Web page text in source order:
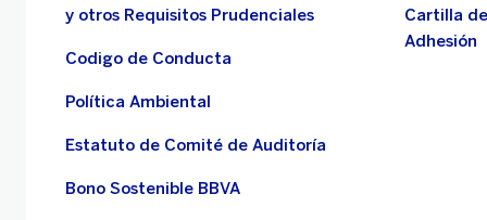
y otros Requisitos Prudenciales
Codigo de Conducta
Política Ambiental
Estatuto de Comité de Auditoría
Bono Sostenible BBVA
Cartilla
Adhesión